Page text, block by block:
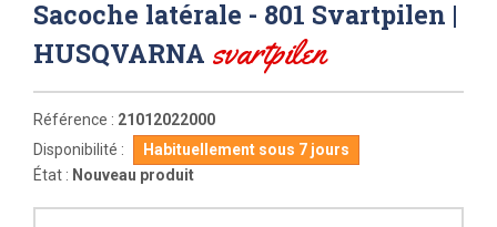
Sacoche latérale - 801 Svartpilen |
HUSQVARNA svartpilen
Référence : 21012022000
Disponibilité :
Habituellement sous 7 jours
État : Nouveau produit